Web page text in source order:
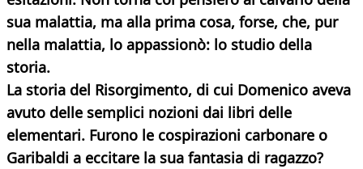
sua malattia, ma alla prima cosa, forse, che, pur
nella malattia, lo appassionò: lo studio della
storia.
La storia del Risorgimento, di cui Domenico aveva
avuto delle semplici nozioni dai libri delle
elementari. Furono le cospirazioni carbonare o
Garibaldi a eccitare la sua fantasia di ragazzo?